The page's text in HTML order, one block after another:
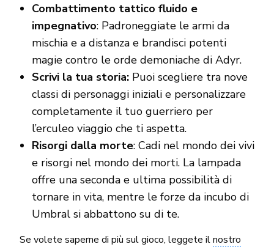
Combattimento tattico fluido e
impegnativo: Padroneggiate le armi da
mischia e a distanza e brandisci potenti
magie contro le orde demoniache di Adyr.
Scrivi la tua storia:Puoi scegliere tra nove
classi di personaggi iniziali e personalizzare
completamente il tuo guerriero per
l’erculeo viaggio che ti aspetta.
Risorgi dalla morte: Cadi nel mondo dei vivi
e risorgi nel mondo dei morti. La lampada
offre una seconda e ultima possibilità di
tornare in vita, mentre le forze da incubo di
Umbral si abbattono su di te.
Se volete saperne di più sul gioco, leggete ilnostro